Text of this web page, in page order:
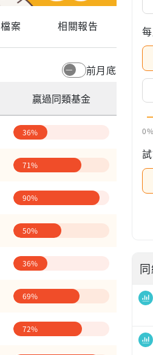
案 相關報告
前月底
贏過同類基金
36%
71%
90%
50%
36%
69%
72%
0%